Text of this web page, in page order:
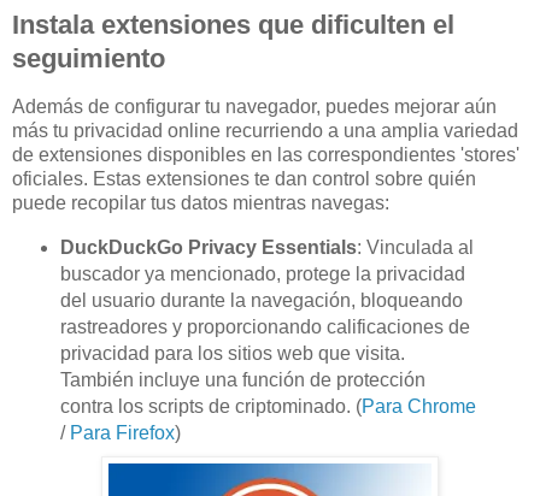
Instala extensiones que dificulten el
seguimiento
Además de configurar tu navegador, puedes mejorar aún
más tu privacidad online recurriendo a una amplia variedad
de extensiones disponibles en las correspondientes 'stores'
oficiales. Estas extensiones te dan control sobre quién
puede recopilar tus datos mientras navegas:
DuckDuckGo Privacy Essentials: Vinculada al
buscador ya mencionado, protege la privacidad
del usuario durante la navegación, bloqueando
rastreadores y proporcionando calificaciones de
privacidad para los sitios web que visita.
También incluye una función de protección
contra los scripts de criptominado. (Para Chrome
/ Para Firefox)